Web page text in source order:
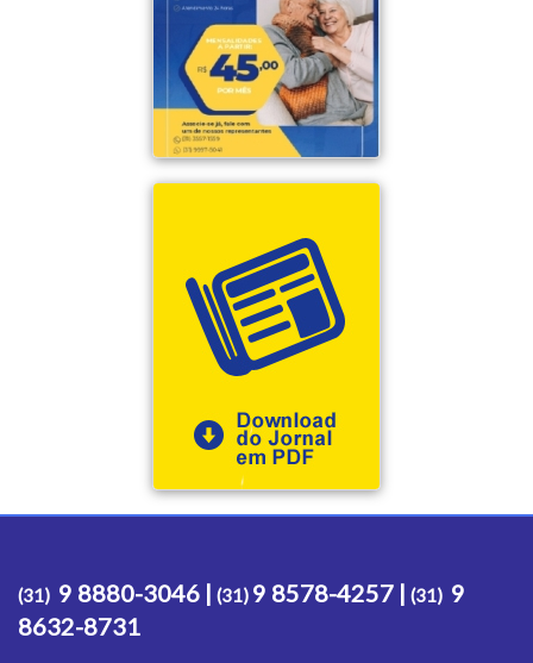
(31) 9 8880-3046 | (31) 9 8578-4257 | (31) 9
8632-8731